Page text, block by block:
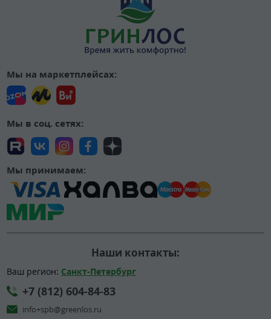
Мы на маркетплейсах:
Мы в соц. сетях:
Мы принимаем:
Наши контакты:
Ваш регион: Санкт-Петербург
+7 (812) 604-84-83
info+spb@greenlos.ru